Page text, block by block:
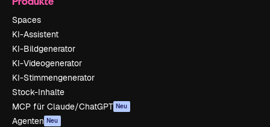
Spaces
KI-Assistent
KI-Bildgenerator
KI-Videogenerator
KI-Stimmengenerator
Stock-Inhalte
MCP für Claude/ChatGPT Neu
Agenten Neu